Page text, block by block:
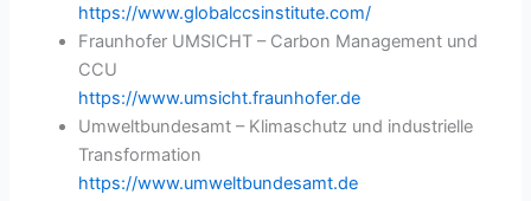
https://www.globalccsinstitute.com/
Fraunhofer UMSICHT – Carbon Management und
CCU
https://www.umsicht.fraunhofer.de
Umweltbundesamt – Klimaschutz und industrielle
Transformation
https://www.umweltbundesamt.de